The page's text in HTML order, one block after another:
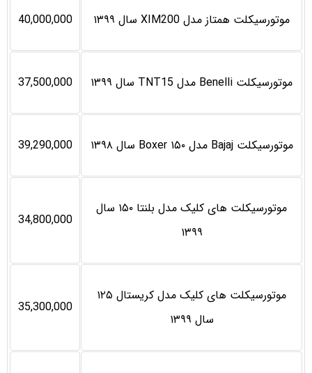
موتورسیکلت همتاز مدل XIM200 سال ۱۳۹۹ 40,000,000
موتورسیکلت Benelli مدل TNT15 سال ۱۳۹۹ 37,500,000
موتورسیکلت Bajaj مدل Boxer ۱۵۰ سال ۱۳۹۸ 39,290,000
موتورسیکلت های کلیک مدل بلنتا ۱۵۰ سال
۱۳۹۹
34,800,000
موتورسیکلت های کلیک مدل کریستال ۱۲۵
سال ۱۳۹۹
35,300,000